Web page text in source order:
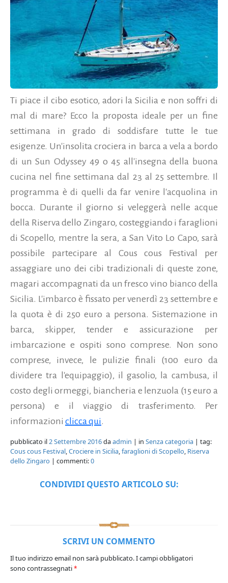
Ti piace il cibo esotico, adori la Sicilia e non soffri di
mal di mare? Ecco la proposta ideale per un fine
settimana in grado di soddisfare tutte le tue
esigenze. Un'insolita crociera in barca a vela a bordo
di un Sun Odyssey 49 o 45 all'insegna della buona
cucina nel fine settimana dal 23 al 25 settembre. Il
programma è di quelli da far venire l'acquolina in
bocca. Durante il giorno si veleggerà nelle acque
della Riserva dello Zingaro, costeggiando i faraglioni
di Scopello, mentre la sera, a San Vito Lo Capo, sarà
possibile partecipare al Cous cous Festival per
assaggiare uno dei cibi tradizionali di queste zone,
magari accompagnati da un fresco vino bianco della
Sicilia. L'imbarco è fissato per venerdì 23 settembre e
la quota è di 250 euro a persona. Sistemazione in
barca, skipper, tender e assicurazione per
imbarcazione e ospiti sono comprese. Non sono
comprese, invece, le pulizie finali (100 euro da
dividere tra l'equipaggio), il gasolio, la cambusa, il
costo degli ormeggi, biancheria e lenzuola (15 euro a
persona) e il viaggio di trasferimento. Per
informazioni clicca qui.
pubblicato il2 Settembre 2016daadmin | in Senza categoria | tag:
Cous cous Festival,Crociere in Sicilia,faraglioni di Scopello, Riserva
dello Zingaro | commenti:0
CONDIVIDI QUESTO ARTICOLO SU:
SCRIVI UN COMMENTO
Il tuo indirizzo email non sarà pubblicato.I campi obbligatori
sono contrassegnati*